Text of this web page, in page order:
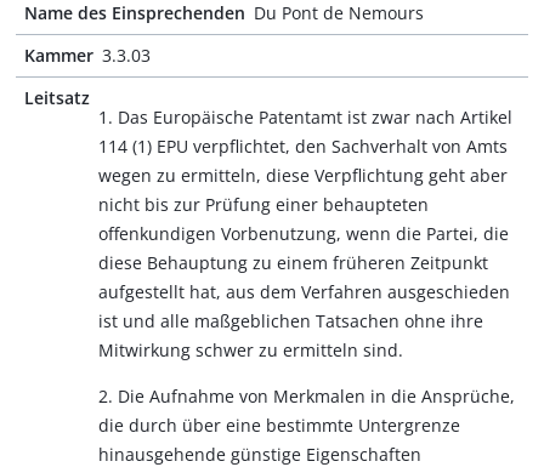
Name des Einsprechenden Du Pont de Nemours
Kammer 3.3.03
Leitsatz
1. Das Europäische Patentamt ist zwar nach Artikel
114 (1) EPU verpflichtet, den Sachverhalt von Amts
wegen zu ermitteln, diese Verpflichtung geht aber
nicht bis zur Prüfung einer behaupteten
offenkundigen Vorbenutzung, wenn die Partei, die
diese Behauptung zu einem früheren Zeitpunkt
aufgestellt hat, aus dem Verfahren ausgeschieden
ist und alle maßgeblichen Tatsachen ohne ihre
Mitwirkung schwer zu ermitteln sind.
2. Die Aufnahme von Merkmalen in die Ansprüche,
die durch über eine bestimmte Untergrenze
hinausgehende günstige Eigenschaften